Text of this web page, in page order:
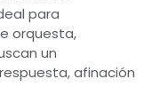
para
orquesta,
un
afinación